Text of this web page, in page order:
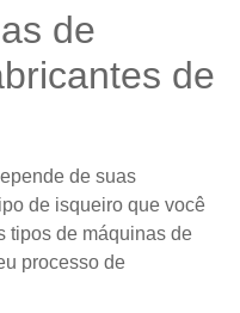
de
de
de suas
de isqueiro que você
tipos de máquinas de
processo de